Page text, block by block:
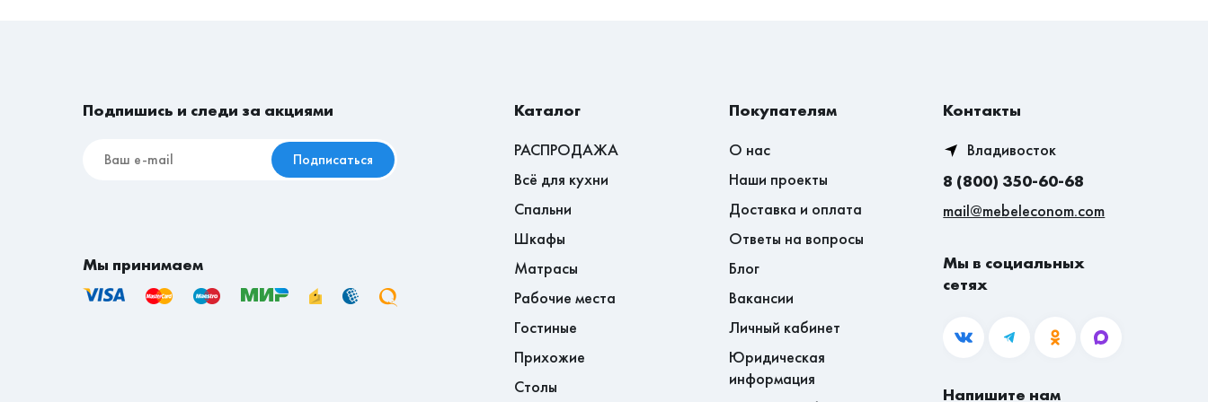
Подпишись и следи за акциями
Подписаться
Мы принимаем
Каталог
РАСПРОДАЖА
Всё для кухни
Спальни
Шкафы
Матрасы
Рабочие места
Гостиные
Прихожие
Столы
Покупателям
О нас
Наши проекты
Доставка и оплата
Ответы на вопросы
Блог
Вакансии
Личный кабинет
Юридическая
информация
Контакты
Владивосток
8 (800) 350-60-68
mail@mebeleconom.com
Мы в социальных
сетях
Напишите нам